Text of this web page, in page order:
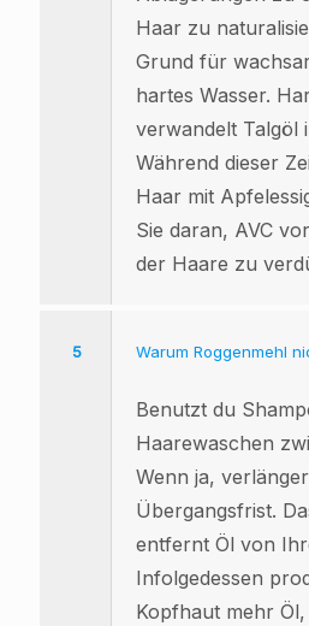
Haar zu
Grund für
hartes Wasser.
verwandelt Talgöl
Während dieser
Haar mit
Sie daran, AVC
der Haare zu
5 Warum Roggenmehl
Benutzt du
Haarewaschen
Wenn ja,
Übergangsfrist.
entfernt Öl von
Infolgedessen
Kopfhaut mehr Öl,